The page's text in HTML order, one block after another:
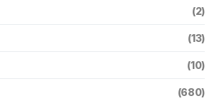
(2)
(13)
(10)
(680)